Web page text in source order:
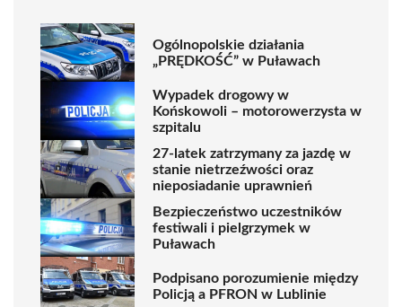
Ogólnopolskie działania
„PRĘDKOŚĆ” w Puławach
Wypadek drogowy w
Końskowoli – motorowerzysta w
szpitalu
27-latek zatrzymany za jazdę w
stanie nietrzeźwości oraz
nieposiadanie uprawnień
Bezpieczeństwo uczestników
festiwali i pielgrzymek w
Puławach
Podpisano porozumienie między
Policją a PFRON w Lublinie